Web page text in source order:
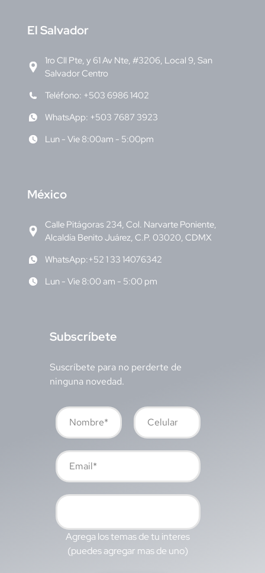
El Salvador
1ro Cll Pte, y 61 Av Nte, #3206, Local 9, San
Salvador Centro
Teléfono: +503 6986 1402
WhatsApp: +503 7687 3923
Lun - Vie 8:00am - 5:00pm
México
Calle Pitágoras 234, Col. Narvarte Poniente,
Alcaldía Benito Juárez, C.P. 03020, CDMX
WhatsApp:+52 1 33 14076342
Lun - Vie 8:00 am - 5:00 pm
Subscríbete
Suscríbete para no perderte de
ninguna novedad.
Agrega los temas de tu interes
(puedes agregar mas de uno)